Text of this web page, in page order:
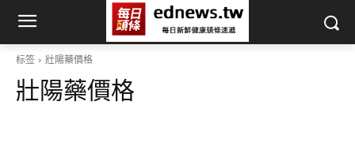
标签 壯陽藥價格
壯陽藥價格